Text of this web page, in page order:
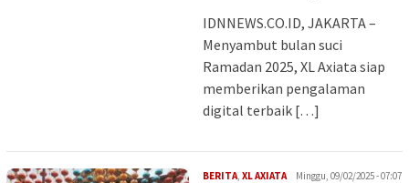
IDNNEWS.CO.ID, JAKARTA –
Menyambut bulan suci
Ramadan 2025, XL Axiata siap
memberikan pengalaman
digital terbaik […]
BERITA, XL AXIATAImanMinggu, 09/02/2025 - 07:07